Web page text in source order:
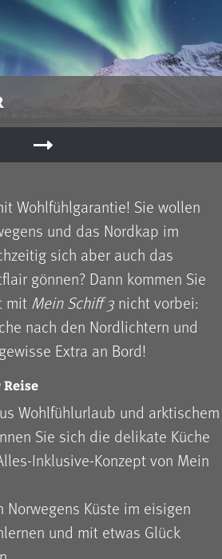
Wohlfühlgarantie! Sie wollen
und das Nordkap im
sich aber auch das
gönnen? Dann kommen Sie
mit Mein Schiff 3 nicht vorbei:
nach den Nordlichtern und
Extra an Bord!
Wohlfühlurlaub und arktischem
Sie sich die delikate Küche
Inklusive-Konzept von Mein
Norwegens Küste im eisigen
und mit etwas Glück